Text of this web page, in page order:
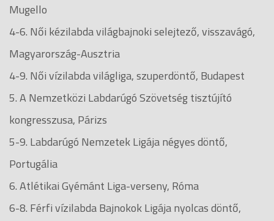
Mugello
4-6. Női kézilabda világbajnoki selejtező, visszavágó,
Magyarország-Ausztria
4-9. Női vízilabda világliga, szuperdöntő, Budapest
5. A Nemzetközi Labdarúgó Szövetség tisztújító
kongresszusa, Párizs
5-9. Labdarúgó Nemzetek Ligája négyes döntő,
Portugália
6. Atlétikai Gyémánt Liga-verseny, Róma
6-8. Férfi vízilabda Bajnokok Ligája nyolcas döntő,